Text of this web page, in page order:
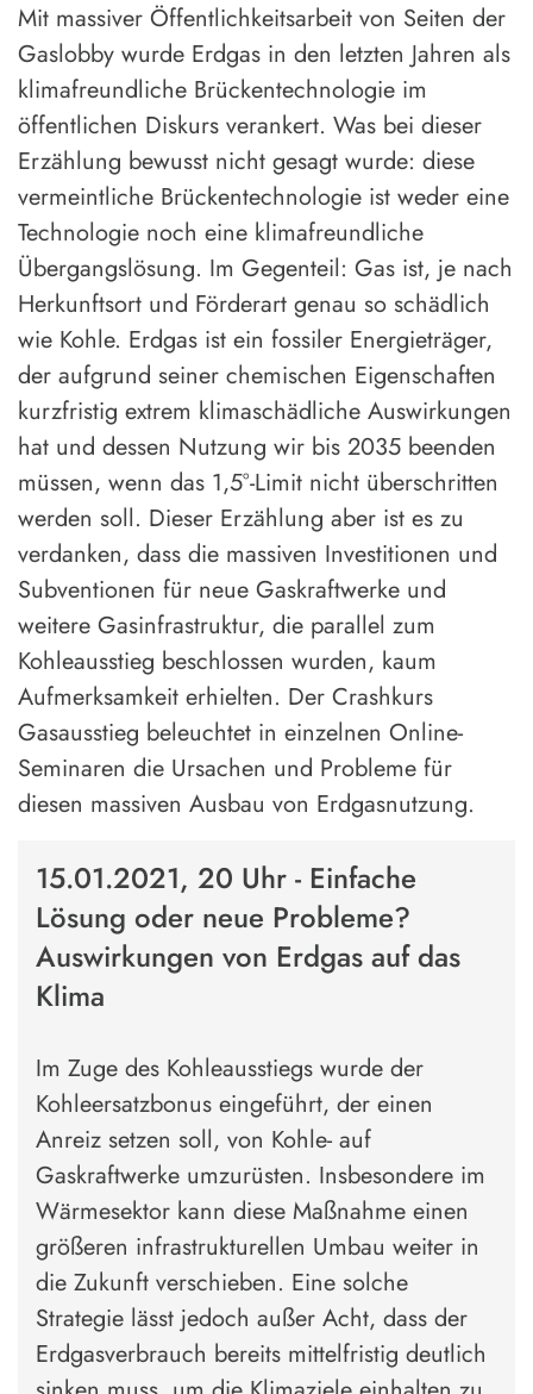
Mit massiver Öffentlichkeitsarbeit von Seiten der
Gaslobby wurde Erdgas in den letzten Jahren als
klimafreundliche Brückentechnologie im
öffentlichen Diskurs verankert. Was bei dieser
Erzählung bewusst nicht gesagt wurde: diese
vermeintliche Brückentechnologie ist weder eine
Technologie noch eine klimafreundliche
Übergangslösung. Im Gegenteil: Gas ist, je nach
Herkunftsort und Förderart genau so schädlich
wie Kohle. Erdgas ist ein fossiler Energieträger,
der aufgrund seiner chemischen Eigenschaften
kurzfristig extrem klimaschädliche Auswirkungen
hat und dessen Nutzung wir bis 2035 beenden
müssen, wenn das 1,5°-Limit nicht überschritten
werden soll. Dieser Erzählung aber ist es zu
verdanken, dass die massiven Investitionen und
Subventionen für neue Gaskraftwerke und
weitere Gasinfrastruktur, die parallel zum
Kohleausstieg beschlossen wurden, kaum
Aufmerksamkeit erhielten. Der Crashkurs
Gasausstieg beleuchtet in einzelnen Online-
Seminaren die Ursachen und Probleme für
diesen massiven Ausbau von Erdgasnutzung.
15.01.2021, 20 Uhr - Einfache
Lösung oder neue Probleme?
Auswirkungen von Erdgas auf das
Klima
Im Zuge des Kohleausstiegs wurde der
Kohleersatzbonus eingeführt, der einen
Anreiz setzen soll, von Kohle- auf
Gaskraftwerke umzurüsten. Insbesondere im
Wärmesektor kann diese Maßnahme einen
größeren infrastrukturellen Umbau weiter in
die Zukunft verschieben. Eine solche
Strategie lässt jedoch außer Acht, dass der
Erdgasverbrauch bereits mittelfristig deutlich